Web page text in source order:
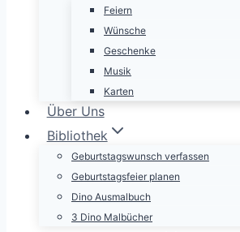
Feiern
Wünsche
Geschenke
Musik
Karten
Über Uns
Bibliothek
Geburtstagswunsch verfassen
Geburtstagsfeier planen
Dino Ausmalbuch
3 Dino Malbücher